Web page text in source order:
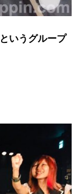
というグループ